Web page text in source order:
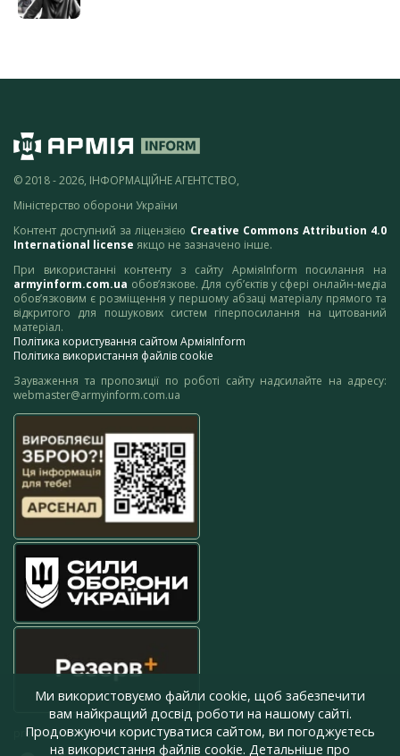
© 2018 - 2026, ІНФОРМАЦІЙНЕ АГЕНТСТВО,
Міністерство оборони України
Контент доступний за ліцензією Creative Commons Attribution 4.0
International license якщо не зазначено інше.
При використанні контенту з сайту АрміяInform посилання на
armyinform.com.ua обов’язкове. Для суб’єктів у сфері онлайн-медіа
обов’язковим є розміщення у першому абзаці матеріалу прямого та
відкритого для пошукових систем гіперпосилання на цитований
матеріал.
Політика користування сайтом АрміяInform
Політика використання файлів cookie
Зауваження та пропозиції по роботі сайту надсилайте на адресу:
webmaster@armyinform.com.ua
press@armyinform.com.ua
Ми використовуємо файли cookie, щоб забезпечити
вам найкращий досвід роботи на нашому сайті.
Продовжуючи користуватися сайтом, ви погоджуєтесь
на використання файлів cookie. Детальніше про